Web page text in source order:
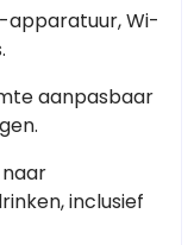
apparatuur, Wi-
aanpasbaar
inclusief